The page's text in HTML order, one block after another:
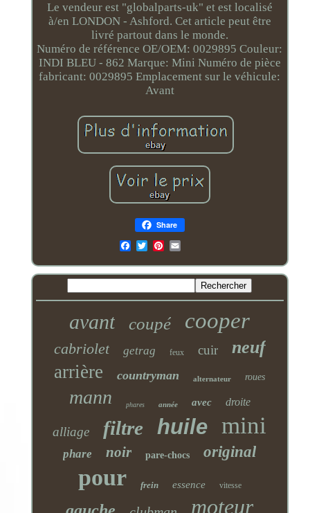
Le vendeur est "globalparts-uk" et est localisé
à/en LONDON - Ashford. Cet article peut être
livré partout dans le monde.
Numéro de référence OE/OEM: 0029895 Couleur:
INDI BLEU - 862 Marque: Mini Numéro de pièce
fabricant: 0029895 Emplacement sur le véhicule:
Avant
Share
Email
avant coupé cooper
cabriolet getrag feux cuir neuf
arrière countryman alternateur roues
mann phares année avec droite
alliage filtre huile mini
phare noir pare-chocs original
pour frein essence vitesse
moteur